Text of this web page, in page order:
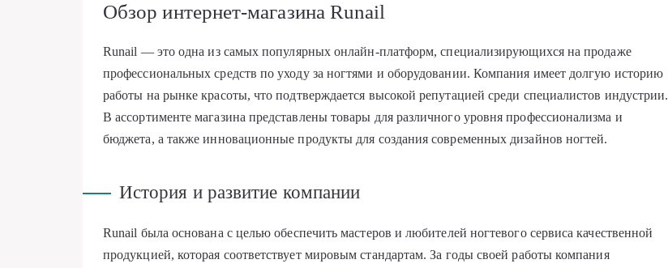
Обзор интернет-магазина Runail
Runail — это одна из самых популярных онлайн-платформ, специализирующихся на продаже
профессиональных средств по уходу за ногтями и оборудовании. Компания имеет долгую историю
работы на рынке красоты, что подтверждается высокой репутацией среди специалистов индустрии.
В ассортименте магазина представлены товары для различного уровня профессионализма и
бюджета, а также инновационные продукты для создания современных дизайнов ногтей.
История и развитие компании
Runail была основана с целью обеспечить мастеров и любителей ногтевого сервиса качественной
продукцией, которая соответствует мировым стандартам. За годы своей работы компания